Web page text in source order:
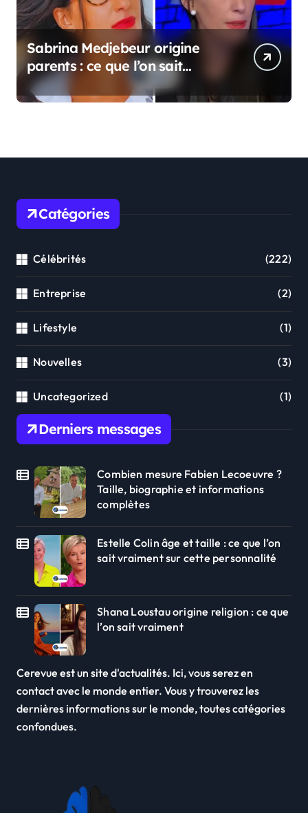
Sabrina Medjebeur origine
parents : ce que l’on sait
réellement sur ses origines
familiales
Catégories
Célébrités (222)
Entreprise (2)
Lifestyle (1)
Nouvelles (3)
Uncategorized (1)
Derniers messages
Combien mesure Fabien Lecoeuvre ?
Taille, biographie et informations
complètes
Estelle Colin âge et taille : ce que l’on
sait vraiment sur cette personnalité
Shana Loustau origine religion : ce que
l’on sait vraiment
Cerevue est un site d'actualités. Ici, vous serez en
contact avec le monde entier. Vous y trouverez les
dernières informations sur le monde, toutes catégories
confondues.